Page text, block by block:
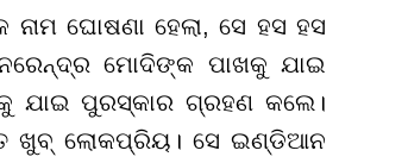
ଘୋଷଣା ହେଲା, ସେ ହସ ହସ
ମୋଦିଙ୍କ ପାଖକୁ ଯାଇ
ଯାଇ ପୁରସ୍କାର ଗ୍ରହଣ କଲେ।
ଖୁବ୍ ଲୋକପ୍ରିୟ। ସେ ଇଣ୍ଡିଆନ